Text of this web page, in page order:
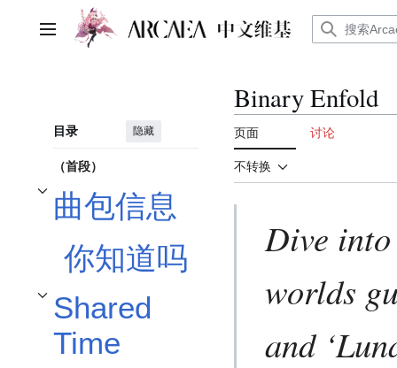
主菜单
目录 隐藏
（首段）
曲包信息
开关曲包信息子章节
你知道吗
Shared
Time
开关Shared Time子章节
Binary Enfold
页面 讨论
不转换
Dive
worlds
and